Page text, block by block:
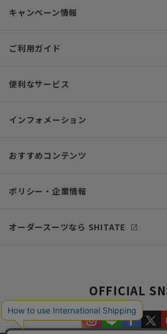
キャンペーン情報
ご利用ガイド
便利なサービス
インフォメーション
おすすめコンテンツ
ポリシー・企業情報
オーダースーツなら SHITATE
OFFICIAL